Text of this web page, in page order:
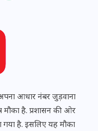
आधार नंबर जुड़वाना
मौका है. प्रशासन की ओर
है. इसलिए यह मौका